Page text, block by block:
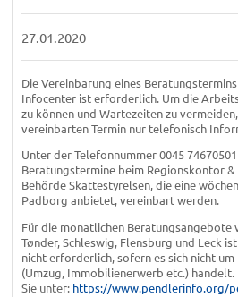
27.01.2020
Die Vereinbarung eines
Infocenter ist erforderlich. Um die
zu können und Wartezeiten zu
vereinbarten Termin nur telefonisch
Unter der Telefonnummer 0045
Beratungstermine beim Regionskontor
Behörde Skattestyrelsen, die eine
Padborg anbietet, vereinbart werden.
Für die monatlichen Beratungsangebote
Tønder, Schleswig, Flensburg und Leck
nicht erforderlich, sofern es sich nicht
(Umzug, Immobilienerwerb etc.)
Sie unter: https://www.pendlerinfo.org/